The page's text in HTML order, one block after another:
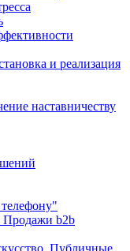
и реализация
наставничеству
Продажи b2b
Публичные